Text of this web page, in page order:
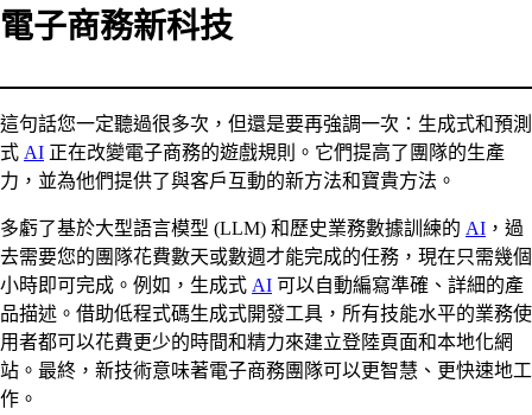
電子商務新科技
這句話您一定聽過很多次，但還是要再強調一次：生成式和預測
式 AI 正在改變電子商務的遊戲規則。它們提高了團隊的生產
力，並為他們提供了與客戶互動的新方法和寶貴方法。
多虧了基於大型語言模型 (LLM) 和歷史業務數據訓練的 AI ，過
去需要您的團隊花費數天或數週才能完成的任務，現在只需幾個
小時即可完成。例如，生成式 AI 可以自動編寫準確、詳細的產
品描述。借助低程式碼生成式開發工具，所有技能水平的業務使
用者都可以花費更少的時間和精力來建立登陸頁面和本地化網
站。最終，新技術意味著電子商務團隊可以更智慧、更快速地工
作。